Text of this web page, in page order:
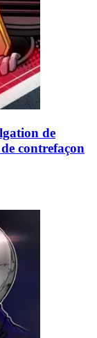
de
contrefaçon